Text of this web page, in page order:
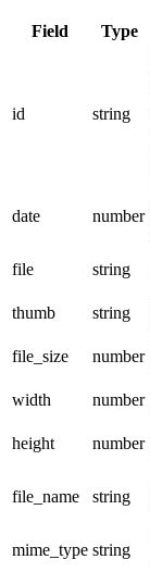
Field Type
id string
date number
file string
thumb
string
file_size
number
width
number
height
number
file_name string
mime_type string